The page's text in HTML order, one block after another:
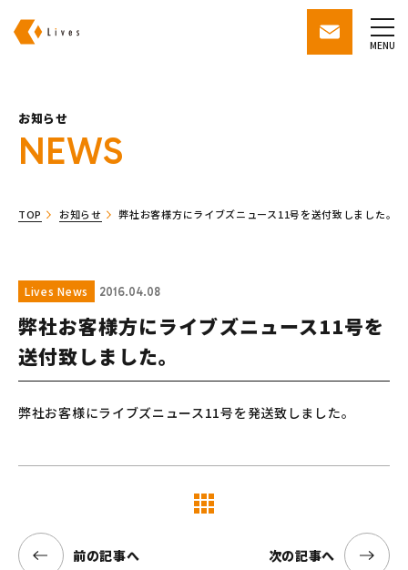
contactMENU
お知らせ
NEWS
TOP お知らせ 弊社お客様方にライブズニュース11号を送付致しました。
Lives News 2016.04.08
弊社お客様方にライブズニュース11号を
送付致しました。
弊社お客様にライブズニュース11号を発送致しました。
前の記事へ 次の記事へ